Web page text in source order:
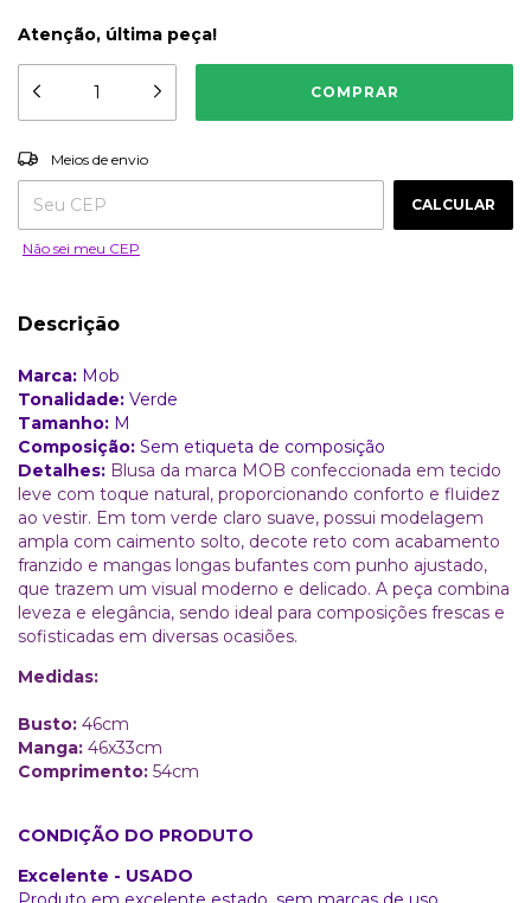
Atenção, última peça!
Entregas para o CEP:
Meios de envio
CALCULAR
Não sei meu CEP
Descrição
Marca: Mob
Tonalidade: Verde
Tamanho: M
Composição: Sem etiqueta de composição
Detalhes: Blusa da marca MOB confeccionada em tecido
leve com toque natural, proporcionando conforto e fluidez
ao vestir. Em tom verde claro suave, possui modelagem
ampla com caimento solto, decote reto com acabamento
franzido e mangas longas bufantes com punho ajustado,
que trazem um visual moderno e delicado. A peça combina
leveza e elegância, sendo ideal para composições frescas e
sofisticadas em diversas ocasiões.
Medidas:
Busto: 46cm
Manga: 46x33cm
Comprimento: 54cm
CONDIÇÃO DO PRODUTO
Excelente - USADO